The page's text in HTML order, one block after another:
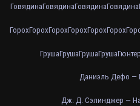
ГовядинаГовядинаГовядинаГовядина
ГорохГорохГорохГорохГорохГорох
ГрушаГрушаГрушаГруша
Даниэль Дефо —
Дж. Д. Сэлинджер —